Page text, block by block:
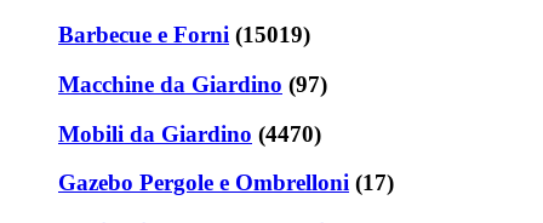
Barbecue e Forni (15019)
Macchine da Giardino (97)
Mobili da Giardino (4470)
Gazebo Pergole e Ombrelloni (17)